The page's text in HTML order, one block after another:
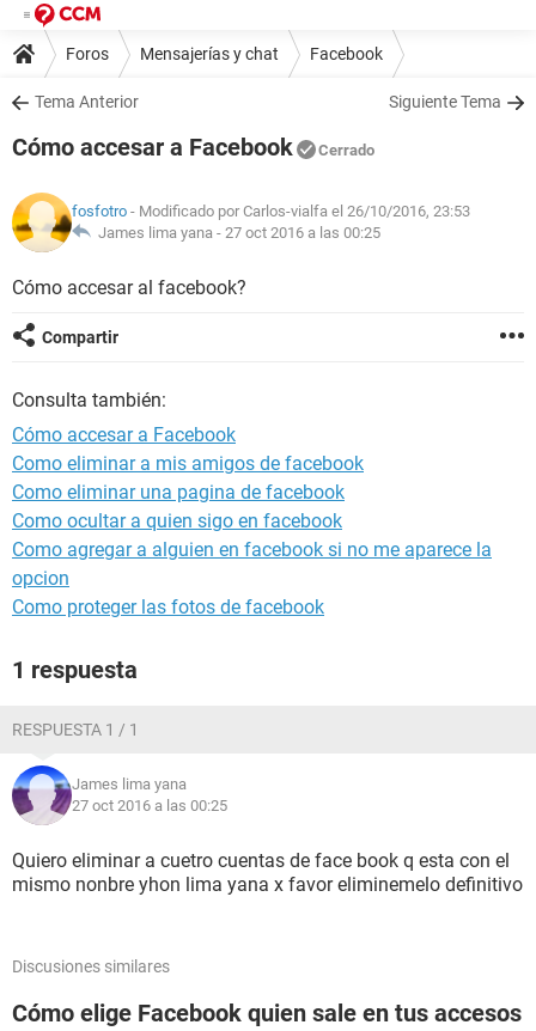
Foros Mensajerías y chat Facebook
Tema Anterior Siguiente Tema
Cómo accesar a Facebook Cerrado
fosfotro - Modificado por Carlos-vialfa el 26/10/2016, 23:53
James lima yana - 27 oct 2016 a las 00:25
Cómo accesar al facebook?
Compartir
Consulta también:
Cómo accesar a Facebook
Como eliminar a mis amigos de facebook
Como eliminar una pagina de facebook
Como ocultar a quien sigo en facebook
Como agregar a alguien en facebook si no me aparece la
opcion
Como proteger las fotos de facebook
1 respuesta
RESPUESTA 1 / 1
James lima yana
27 oct 2016 a las 00:25
Quiero eliminar a cuetro cuentas de face book q esta con el
mismo nonbre yhon lima yana x favor eliminemelo definitivo
Discusiones similares
Cómo elige Facebook quien sale en tus accesos